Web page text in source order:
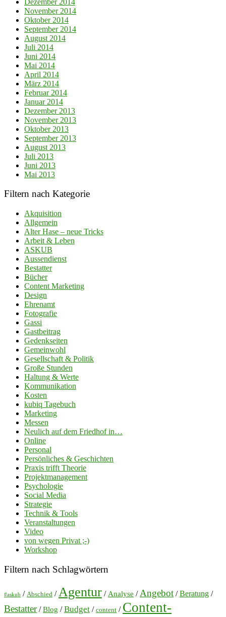
November 2014
Oktober 2014
September 2014
August 2014
Juli 2014
Juni 2014
Mai 2014
April 2014
März 2014
Februar 2014
Januar 2014
Dezember 2013
November 2013
Oktober 2013
September 2013
August 2013
Juli 2013
Juni 2013
Mai 2013
Filtern nach Kategorie
Akquisition
Allgemein
Alter Hase – neue Tricks
Arbeit & Leben
ASKUB
Aussendienst
Bestatter
Bücher
Content Marketing
Design
Ehrenamt
Fotografie
Gassi
Gastbeitrag
Gedenkseiten
Gemeinwohl
Gesellschaft & Politik
Große Stunden
Haltung & Werte
Kommunikation
Kosten
kubiq Tagebuch
Marketing
Messen
Neulich auf dem Friedhof in…
Online
Personal
Persönliches & Geschichten
Praxis trifft Theorie
Projektmanagement
Psychologie
Social Media
Strategie
Technik & Tools
Veranstaltungen
Video
von wegen Privat ;-)
Workshop
Filtern nach Schlagwörtern
#askub / Abschied / Agentur / Analyse / Angebot /Beratung /
Bestatter/Blog /Budget / content / Content-